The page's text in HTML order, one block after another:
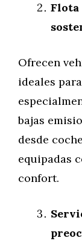
Flota
Ofrecen
ideales
bajas
desde
equipadas
confort.